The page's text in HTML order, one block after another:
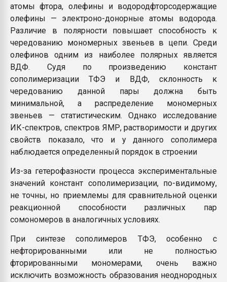
атомы фтора, олефины и водородфторсодержащие
олефины — электроно-донорные атомы водорода.
Различие в полярности повышает способность к
чередованию мономерных звеньев в цепи. Среди
олефинов одним из наиболее полярных является
ВДФ. Судя по произведению констант
сополимеризации ТФЭ и ВДФ, склонность к
чередованию данной пары должна быть
минимальной, а распределение мономерных
звеньев — статистическим. Однако исследование
ИК-спектров, спектров ЯМР, растворимости и других
свойств показало, что и у данного сополимера
наблюдается определенный порядок в строении
Из-за гетерофазности процесса экспериментальные
значений констант сополимеризации, по-видимому,
не точны, но приемлемы для сравнительной оценки
реакционной способности различных пар
сомономеров в аналогичных условиях.
При синтезе сополимеров ТФЭ, особенно с
нефторированными или не полностью
фторированными мономерами, очень важно
исключить возможность образования неоднородных